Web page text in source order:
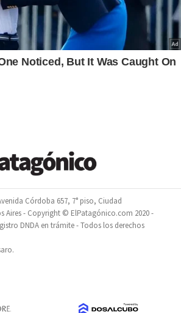
Córdoba 657, 7° piso, Ciudad
Aires - Copyright © ElPatagónico.com 2020 -
DNDA en trámite - Todos los derechos